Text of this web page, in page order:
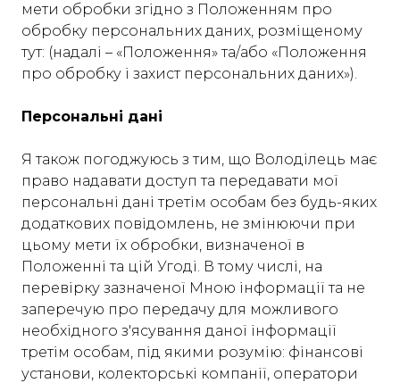
мети обробки згідно з Положенням про
обробку персональних даних, розміщеному
тут: (надалі – «Положення» та/або «Положення
про обробку і захист персональних даних»).
Персональні дані
Я також погоджуюсь з тим, що Володілець має
право надавати доступ та передавати мої
персональні дані третім особам без будь-яких
додаткових повідомлень, не змінюючи при
цьому мети їх обробки, визначеної в
Положенні та цій Угоді. В тому числі, на
перевірку зазначеної Мною інформації та не
заперечую про передачу для можливого
необхідного з'ясування даної інформації
третім особам, під якими розумію: фінансові
установи, колекторські компанії, оператори